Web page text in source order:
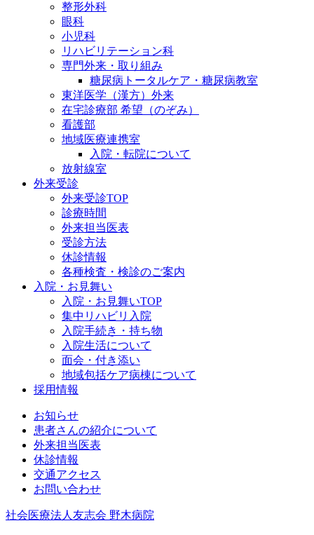
整形外科
眼科
小児科
リハビリテーション科
専門外来・取り組み
糖尿病トータルケア・糖尿病教室
東洋医学（漢方）外来
在宅診療部 希望（のぞみ）
看護部
地域医療連携室
入院・転院について
放射線室
外来受診
外来受診TOP
診療時間
外来担当医表
受診方法
休診情報
各種検査・検診のご案内
入院・お見舞い
入院・お見舞いTOP
集中リハビリ入院
入院手続き・持ち物
入院生活について
面会・付き添い
地域包括ケア病棟について
採用情報
お知らせ
患者さんの紹介について
外来担当医表
休診情報
交通アクセス
お問い合わせ
社会医療法人友志会 野木病院